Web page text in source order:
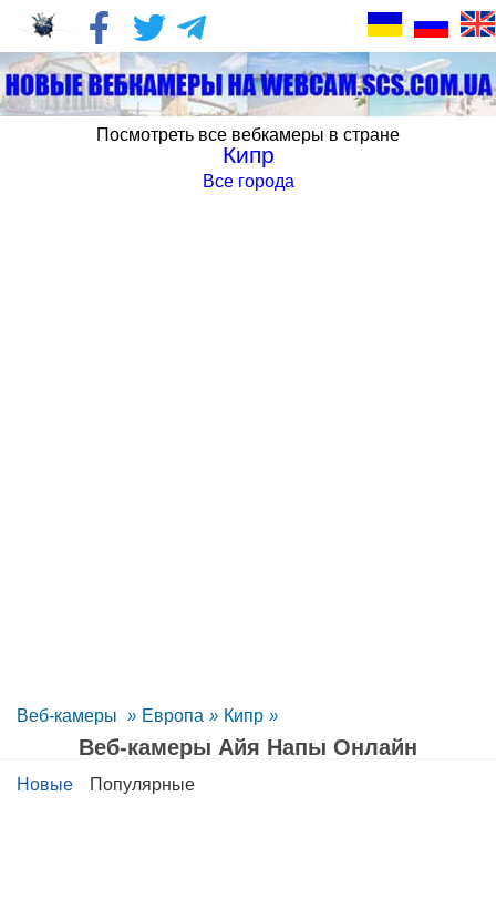
Посмотреть все вебкамеры в стране
Кипр
Все города
Веб-камеры » Европа » Кипр »
Веб-камеры Айя Напы Oнлайн
Новые Популярные